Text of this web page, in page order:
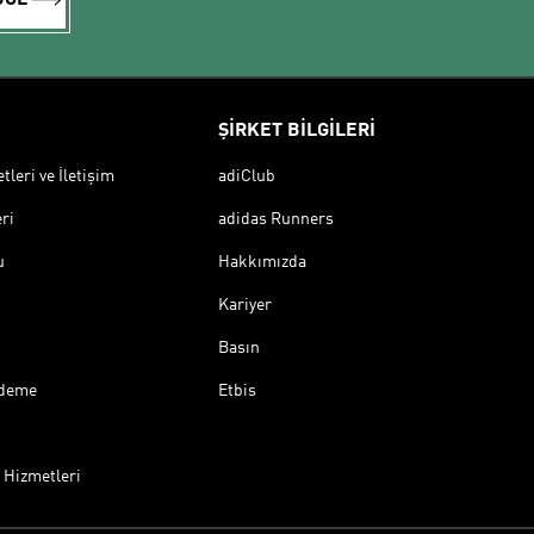
ve İletişim
Hizmetleri
ŞİRKET BİLGİLERİ
adiClub
adidas Runners
Hakkımızda
Kariyer
Basın
Etbis